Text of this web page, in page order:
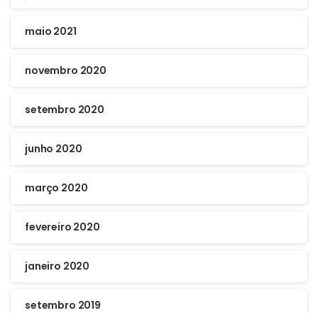
maio 2021
novembro 2020
setembro 2020
junho 2020
março 2020
fevereiro 2020
janeiro 2020
setembro 2019